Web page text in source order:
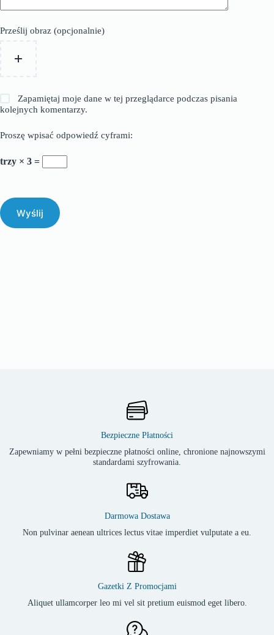
Prześlij obraz (opcjonalnie)
Zapamiętaj moje dane w tej przeglądarce podczas pisania
kolejnych komentarzy.
Proszę wpisać odpowiedź cyframi:
trzy × 3 =
Wyślij
Bezpieczne Płatności
Zapewniamy w pełni bezpieczne płatności online, chronione najnowszymi
standardami szyfrowania.
Darmowa Dostawa
Non pulvinar aenean ultrices lectus vitae imperdiet vulputate a eu.
Gazetki Z Promocjami
Aliquet ullamcorper leo mi vel sit pretium euismod eget libero.